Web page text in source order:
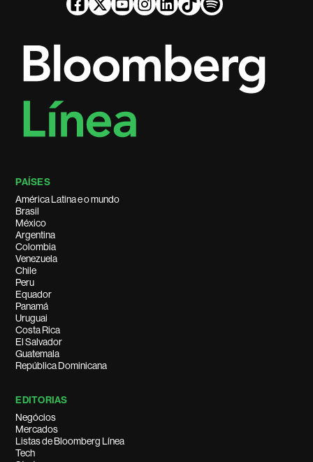
PAÍSES
América Latina e o mundo
Brasil
México
Argentina
Colombia
Venezuela
Chile
Peru
Equador
Panamá
Uruguai
Costa Rica
El Salvador
Guatemala
República Dominicana
EDITORIAS
Negócios
Mercados
Listas de Bloomberg Línea
Tech